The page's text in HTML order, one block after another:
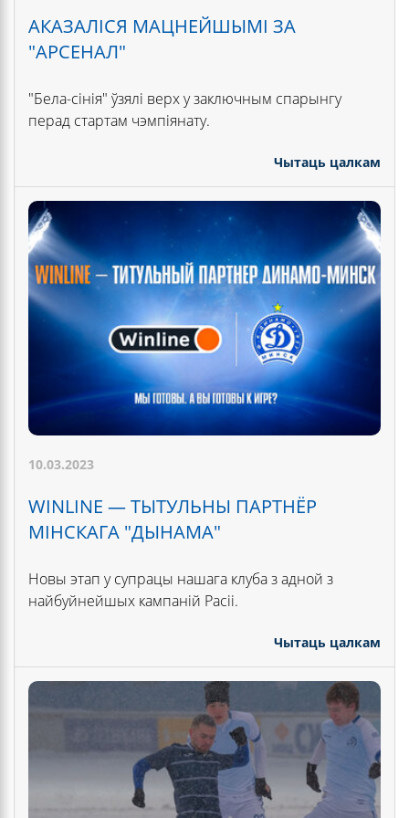
АКАЗАЛІСЯ МАЦНЕЙШЫМІ ЗА
"АРСЕНАЛ"
"Бела-сінія" ўзялі верх у заключным спарынгу
перад стартам чэмпіянату.
Чытаць цалкам
10.03.2023
WINLINE — ТЫТУЛЬНЫ ПАРТНЁР
МІНСКАГА "ДЫНАМА"
Новы этап у супрацы нашага клуба з адной з
найбуйнейшых кампаній Расіі.
Чытаць цалкам